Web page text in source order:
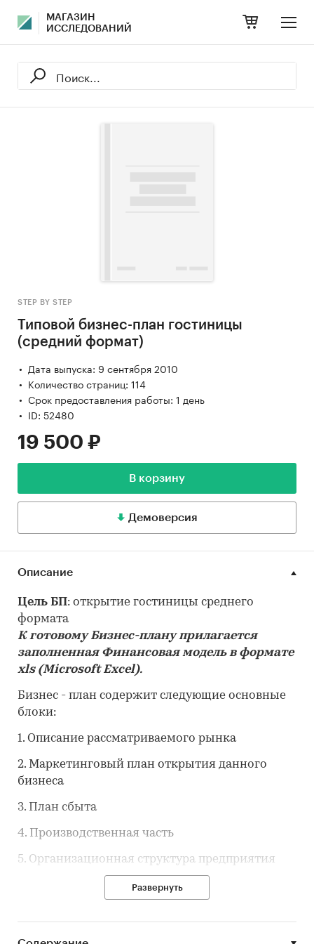
МАГАЗИН
ИССЛЕДОВАНИЙ
STEP BY STEP
Типовой бизнес-план гостиницы
(средний формат)
Дата выпуска: 9 сентября 2010
Количество страниц: 114
Срок предоставления работы: 1 день
ID: 52480
19 500 ₽
В корзину
Демоверсия
Описание
Цель БП: открытие гостиницы среднего
формата
К готовому Бизнес-плану прилагается
заполненная Финансовая модель в формате
xls(Microsoft Excel).
Бизнес - план содержит следующие основные
блоки:
1. Описание рассматриваемого рынка
2. Маркетинговый план открытия данного
бизнеса
3. План сбыта
4. Производственная часть
5. Организационная структура предприятия
6. Финансовый план
Предлагаемый бизнес-план может являться
Развернуть